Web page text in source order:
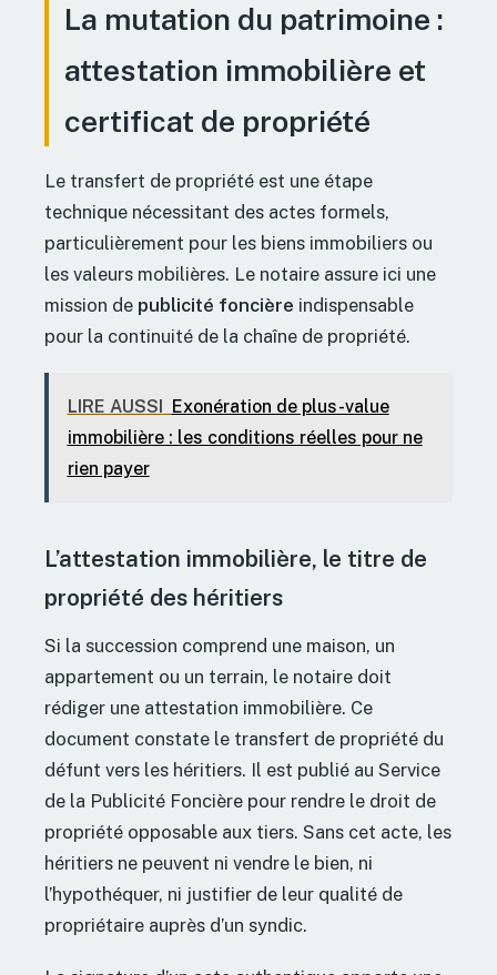
La mutation du patrimoine :
attestation immobilière et
certificat de propriété
Le transfert de propriété est une étape
technique nécessitant des actes formels,
particulièrement pour les biens immobiliers ou
les valeurs mobilières. Le notaire assure ici une
mission de publicité foncière indispensable
pour la continuité de la chaîne de propriété.
LIRE AUSSI Exonération de plus-value
immobilière : les conditions réelles pour ne
rien payer
L’attestation immobilière, le titre de
propriété des héritiers
Si la succession comprend une maison, un
appartement ou un terrain, le notaire doit
rédiger une attestation immobilière. Ce
document constate le transfert de propriété du
défunt vers les héritiers. Il est publié au Service
de la Publicité Foncière pour rendre le droit de
propriété opposable aux tiers. Sans cet acte, les
héritiers ne peuvent ni vendre le bien, ni
l’hypothéquer, ni justifier de leur qualité de
propriétaire auprès d’un syndic.